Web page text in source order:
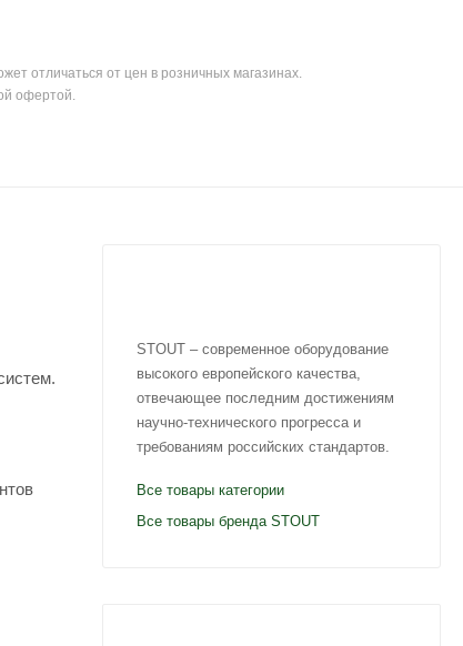
отличаться от цен в розничных магазинах.
офертой.
STOUT – современное оборудование
высокого европейского качества,
отвечающее последним достижениям
научно-технического прогресса и
требованиям российских стандартов.
Все товары категории
Все товары бренда STOUT